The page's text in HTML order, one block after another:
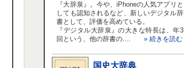
『大辞泉』。今や、iPhoneの人気アプリと
しても認知されるなど、新しいデジタル辞
書として、評価を高めている。
『デジタル大辞泉』の大きな特長は、年3
回という、他の辞書の....» 続きを読む
国史大辞典